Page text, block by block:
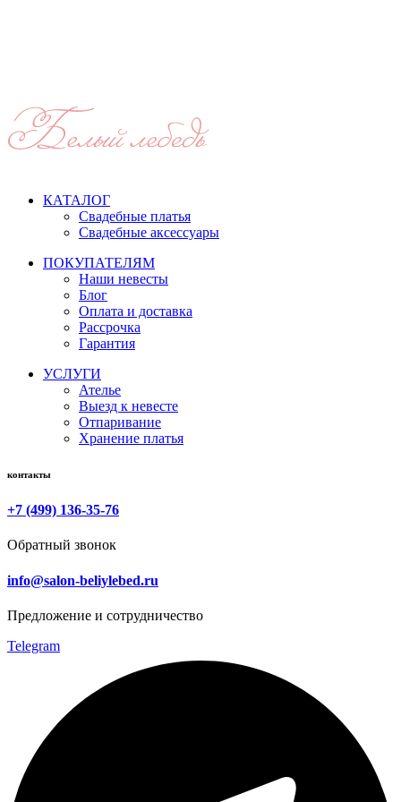
КАТАЛОГ
Свадебные платья
Свадебные аксессуары
ПОКУПАТЕЛЯМ
Наши невесты
Блог
Оплата и доставка
Рассрочка
Гарантия
УСЛУГИ
Ателье
Выезд к невесте
Отпаривание
Хранение платья
контакты
+7 (499) 136-35-76
Обратный звонок
info@salon-beliylebed.ru
Предложение и сотрудничество
Telegram